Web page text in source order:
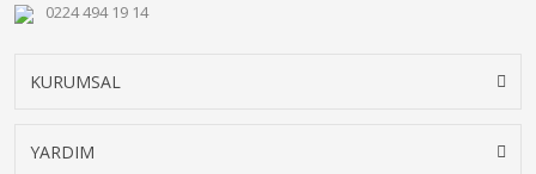
0224 494 19 14
KURUMSAL
YARDIM